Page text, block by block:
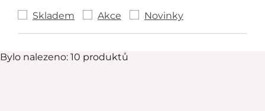
Skladem Akce Novinky
Bylo nalezeno: 10 produktů